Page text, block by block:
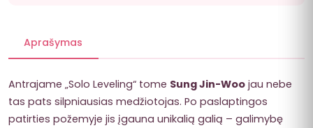
Aprašymas
Antrajame „Solo Leveling“ tome Sung Jin-Woo jau nebe
tas pats silpniausias medžiotojas. Po paslaptingos
patirties požemyje jis įgauna unikalią galią – galimybę